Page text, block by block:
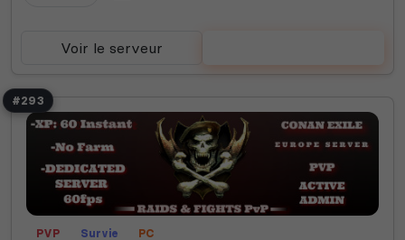
Voir le serveur
#293
PVP Survie PC